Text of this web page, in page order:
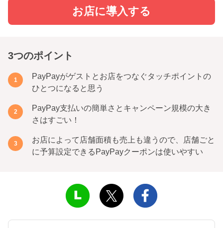
お店に導入する
3つのポイント
PayPayがゲストとお店をつなぐタッチポイントの
ひとつになると思う
PayPay支払いの簡単さとキャンペーン規模の大き
さはすごい！
お店によって店舗面積も売上も違うので、店舗ごと
に予算設定できるPayPayクーポンは使いやすい